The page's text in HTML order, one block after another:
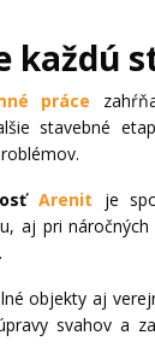
každú
práce
stavebné
Arenit
je
aj pri náročných
objekty aj
svahov a